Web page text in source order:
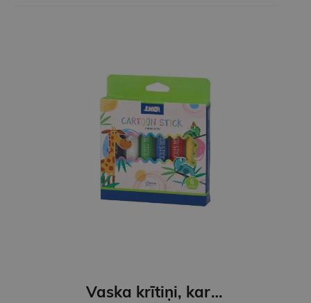
Vaska krītiņi, kartona apvelkā, 6 gb.